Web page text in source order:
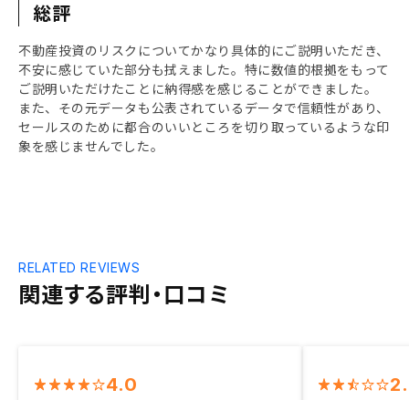
総評
不動産投資のリスクについてかなり具体的にご説明いただき、
不安に感じていた部分も拭えました。特に数値的根拠をもって
ご説明いただけたことに納得感を感じることができました。
また、その元データも公表されているデータで信頼性があり、
セールスのために都合のいいところを切り取っているような印
象を感じませんでした。
関連する評判・口コミ
RELATED REVIEWS
4.0